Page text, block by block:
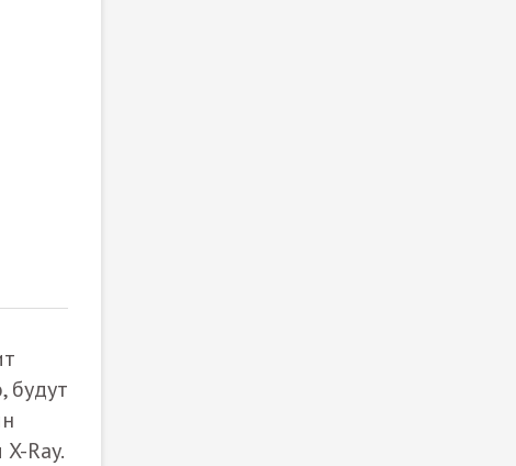
будут
Ray.